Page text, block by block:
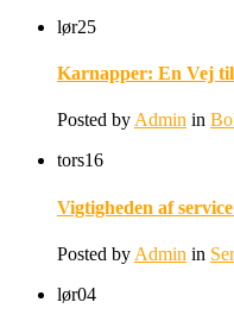
lør25
Karnapper: En Vej til
Posted by Admin in
tors16
Vigtigheden af
Posted by Admin in
lør04